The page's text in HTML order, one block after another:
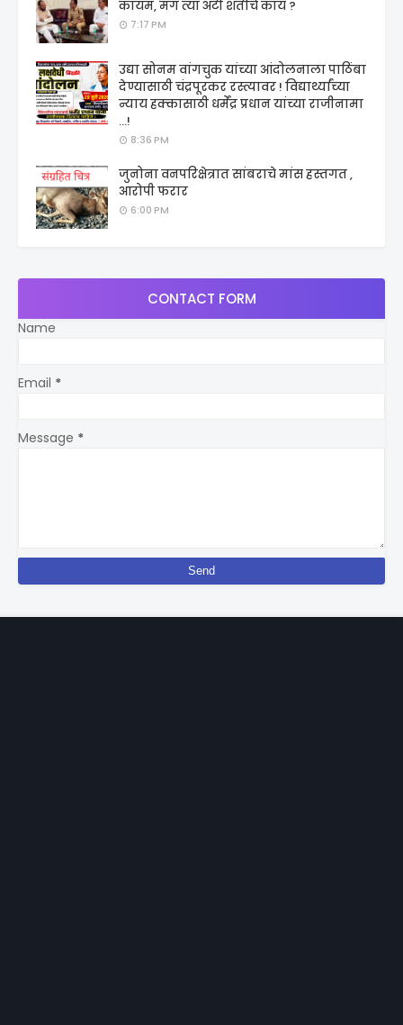
कायम, मग त्या अटी शर्तीचे काय ?
7:17 PM
उद्या सोनम वांगचुक यांच्या आंदोलनाला पाठिंबा
देण्यासाठी चंद्रपूरकर रस्त्यावर ! विद्यार्थ्यांच्या
न्याय हक्कासाठी धर्मेंद्र प्रधान यांच्या राजीनामा
...!
8:36 PM
जुनोना वनपरिक्षेत्रात सांबराचे मांस हस्तगत ,
आरोपी फरार
6:00 PM
CONTACT FORM
Name
Email *
Message *